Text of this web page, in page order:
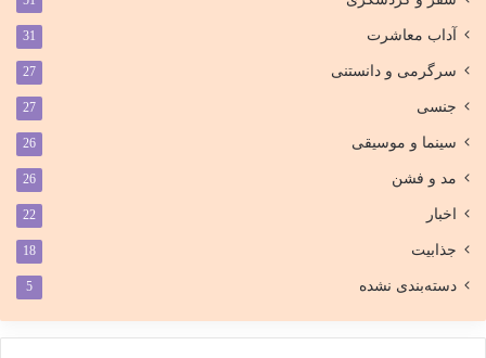
آداب معاشرت 31
سرگرمی و دانستنی 27
جنسی 27
سینما و موسیقی 26
مد و فشن 26
اخبار 22
جذابیت 18
دسته‌بندی نشده 5